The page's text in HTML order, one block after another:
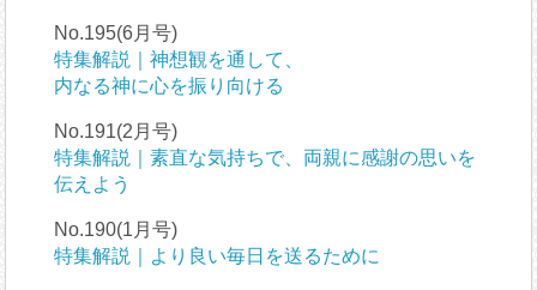
No.195(6月号)
特集解説｜神想観を通して、
内なる神に心を振り向ける
No.191(2月号)
特集解説｜素直な気持ちで、両親に感謝の思いを
伝えよう
No.190(1月号)
特集解説｜より良い毎日を送るために